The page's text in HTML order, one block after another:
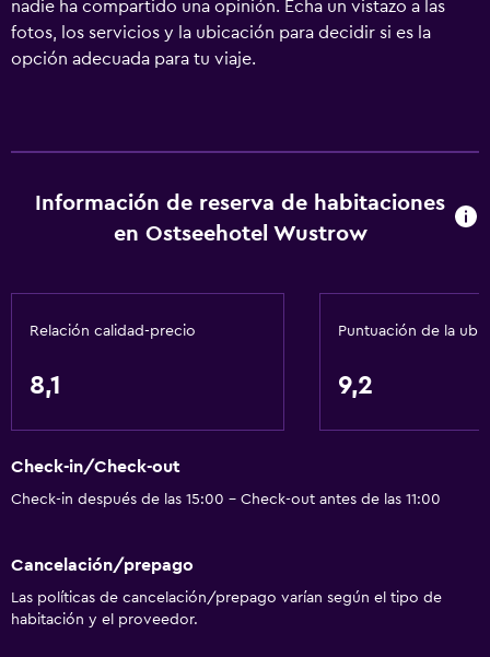
nadie ha compartido una opinión. Echa un vistazo a las
fotos, los servicios y la ubicación para decidir si es la
opción adecuada para tu viaje.
Información de reserva de habitaciones
en Ostseehotel Wustrow
Relación calidad-precio
8,1
Puntuación de la
9,2
Check-in/Check-out
Check-in después de las 15:00 - Check-out antes de las 11:00
Cancelación/prepago
Las políticas de cancelación/prepago varían según el tipo de
habitación y el proveedor.